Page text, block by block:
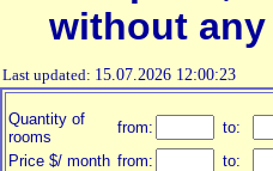
without
Last updated: 15.07.2026 12:00:23
Quantity of
rooms
from:
to:
Price $/ month from: to: